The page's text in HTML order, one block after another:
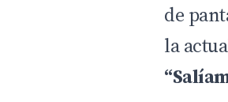
de
la